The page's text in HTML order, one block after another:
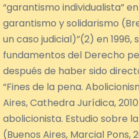
“garantismo individualista”
garantismo y solidarismo
un caso judicial)”(2) en
fundamentos del Derecho
después de haber sido
“Fines de la pena.
Aires, Cathedra Jurídica,
abolicionista. Estudio sobre
(Buenos Aires, Marcial Pons,